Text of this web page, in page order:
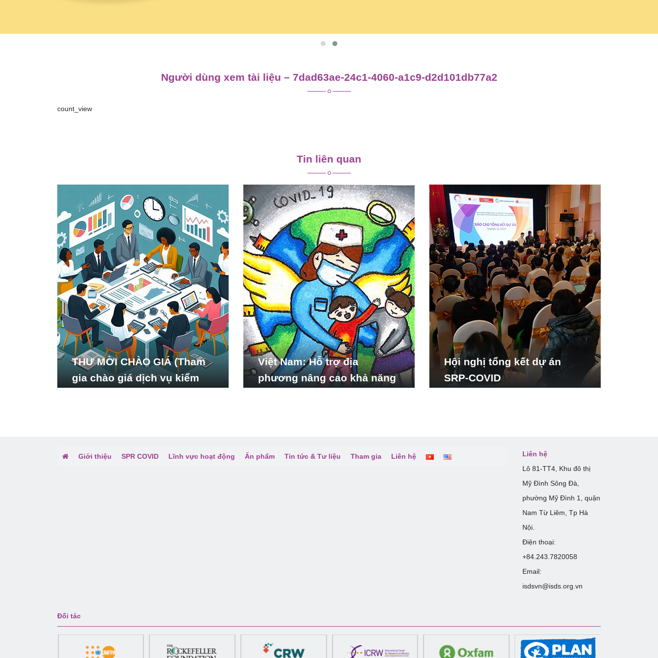
Người dùng xem tài liệu – 7dad63ae-24c1-4060-a1c9-d2d101db77a2
count_view
viết
Tin liên quan
THƯ MỜI CHÀO GIÁ (Tham
gia chào giá dịch vụ kiểm
Việt Nam: Hỗ trợ địa
phương nâng cao khả năng
Hội nghị tổng kết dự án
SRP-COVID
Giới thiệu SPR COVID Lĩnh vực hoạt động Ấn phẩm Tin tức & Tư liệu Tham gia Liên hệ
Liên hệ
Lô 81-TT4, Khu đô thị
Mỹ Đình Sông Đà,
phường Mỹ Đình 1, quận
Nam Từ Liêm, Tp Hà
Nội.
Điện thoại:
+84.243.7820058
Email:
isdsvn@isds.org.vn
Đối tác